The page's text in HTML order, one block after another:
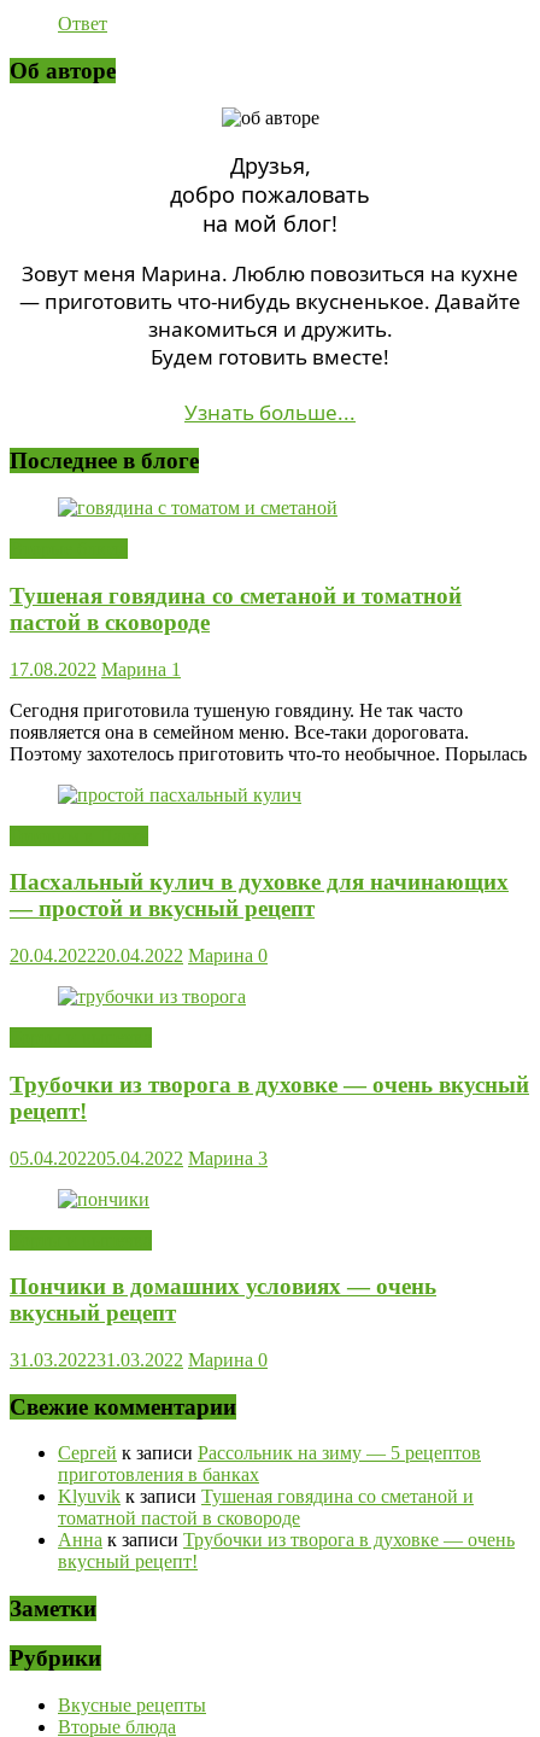
Ответ
Об авторе
Друзья,
добро пожаловать
на мой блог!
Зовут меня Марина. Люблю повозиться на кухне
— приготовить что-нибудь вкусненькое. Давайте
знакомиться и дружить.
Будем готовить вместе!
Узнать больше...
Последнее в блоге
Тушеная говядина со сметаной и томатной
пастой в сковороде
17.08.2022 Марина 1
Сегодня приготовила тушеную говядину. Не так часто
появляется она в семейном меню. Все-таки дороговата.
Поэтому захотелось приготовить что-то необычное. Порылась
Пасхальный кулич в духовке для начинающих
— простой и вкусный рецепт
20.04.202220.04.2022 Марина 0
Трубочки из творога в духовке — очень вкусный
рецепт!
05.04.202205.04.2022 Марина 3
Пончики в домашних условиях — очень
вкусный рецепт
31.03.202231.03.2022 Марина 0
Свежие комментарии
Сергей к записи Рассольник на зиму — 5 рецептов
приготовления в банках
Klyuvik к записи Тушеная говядина со сметаной и
томатной пастой в сковороде
Анна к записи Трубочки из творога в духовке — очень
вкусный рецепт!
Заметки
Рубрики
Вкусные рецепты
Вторые блюда